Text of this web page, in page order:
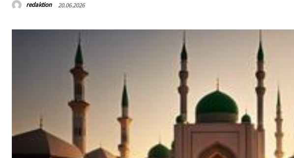
redaktion 20.06.2026